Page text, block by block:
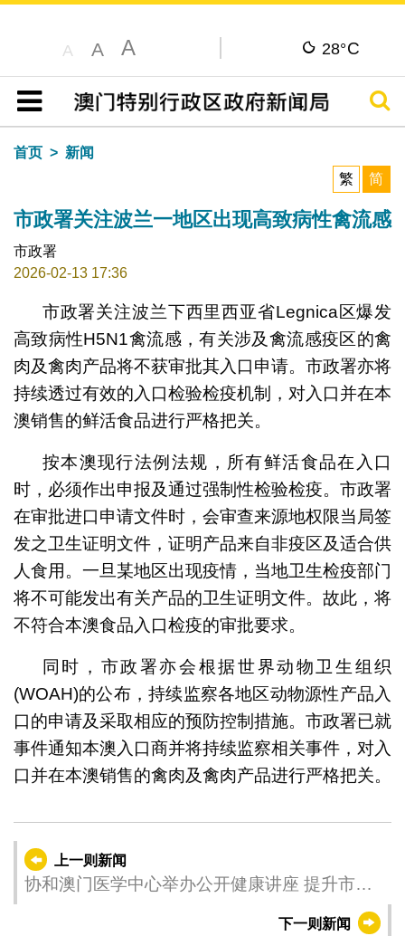
A A A 28°C
目录
搜寻
首页
新闻
繁
简
市政署关注波兰一地区出现高致病性禽流感
市政署
2026-02-13 17:36
市政署关注波兰下西里西亚省Legnica区爆发
高致病性H5N1禽流感，有关涉及禽流感疫区的禽
肉及禽肉产品将不获审批其入口申请。市政署亦将
持续透过有效的入口检验检疫机制，对入口并在本
澳销售的鲜活食品进行严格把关。
按本澳现行法例法规，所有鲜活食品在入口
时，必须作出申报及通过强制性检验检疫。市政署
在审批进口申请文件时，会审查来源地权限当局签
发之卫生证明文件，证明产品来自非疫区及适合供
人食用。一旦某地区出现疫情，当地卫生检疫部门
将不可能发出有关产品的卫生证明文件。故此，将
不符合本澳食品入口检疫的审批要求。
同时，市政署亦会根据世界动物卫生组织
(WOAH)的公布，持续监察各地区动物源性产品入
口的申请及采取相应的预防控制措施。市政署已就
事件通知本澳入口商并将持续监察相关事件，对入
口并在本澳销售的禽肉及禽肉产品进行严格把关。
上一则新闻
协和澳门医学中心举办公开健康讲座 提升市民
下一则新闻